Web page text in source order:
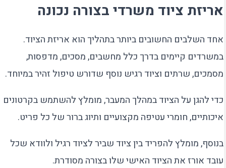
אריזת ציוד משרדי בצורה נכונה
אחד השלבים החשובים ביותר בתהליך הוא אריזת הציוד.
במשרדים קיימים בדרך כלל מחשבים, מסכים, מדפסות,
מסמכים, שרתים וציוד רגיש נוסף שדורש טיפול זהיר במיוחד.
כדי להגן על הציוד במהלך המעבר, מומלץ להשתמש בקרטונים
איכותיים, חומרי עטיפה מקצועיים ותיוג ברור של כל פריט.
בנוסף, מומלץ להפריד בין ציוד שביר לציוד רגיל ולוודא שכל
עובד אורז את הציוד האישי שלו בצורה מסודרת.